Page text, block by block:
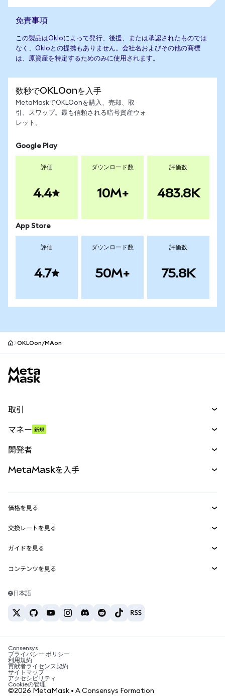
免責事項
この製品はOkloによって発行、後援、または承認されたものでは
なく、Okloとの提携もありません。会社名およびその他の商標
は、原資産を特定するためのみに使用されます。
数秒でOKLOonを入手
MetaMaskでOKLOonを購入、売却、取
引、スワップ。最も信頼される暗号資産ウォ
レット。
Google Play
評価
4.4
ダウンロード数
10M+
評価数
483.8K
App Store
評価
4.7
ダウンロード数
50M+
評価数
75.8K
OKLOon/MAon
取引
パーペチュアル
RWA
マネー 新規
開発者
MetaMask Connect
Snaps
Web3サービス
MetaMaskを入手
セキュリティ
サポート
キャリア
お問い合わせ
価格を見る
イーサリアムの価格
Solanaの価格
Tetherの価格
交換レートを見る
ETH→USD
USDT→INR
BTC→INR
ETH→USDT
ガイドを見る
ETHの購入
USDTの購入
SHIBの購入
BNBの購入
コンテンツを見る
Solanaウォレット
税制関連ニュース
暗号資産の購入方法は？
ビットコインを売るには？
日本語
Consensys
プライバシー ポリシー
利用規約
貢献者ライセンス契約
サイトマップ
アクセシビリティ
Cookieの管理
©2026 MetaMask • A Consensys Formation